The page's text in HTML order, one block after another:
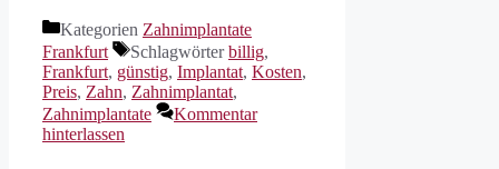
Kategorien Zahnimplantate
Frankfurt
Schlagwörterbillig,
Frankfurt, günstig, Implantat, Kosten,
Preis, Zahn, Zahnimplantat,
Zahnimplantate
Kommentar
hinterlassen